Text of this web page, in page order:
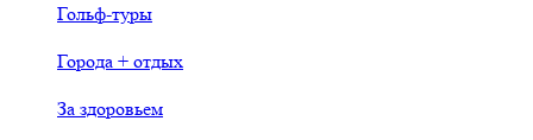
Гольф-туры
Города + отдых
За здоровьем